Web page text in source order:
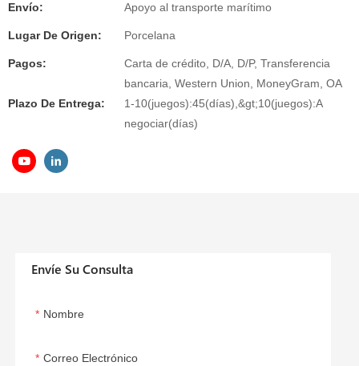
Envío: Apoyo al transporte marítimo
Lugar De Origen: Porcelana
Pagos:
Carta de crédito, D/A, D/P, Transferencia
bancaria, Western Union, MoneyGram, OA
Plazo De Entrega:
1-10(juegos):45(días),&gt;10(juegos):A
negociar(días)
Envíe Su Consulta
Nombre
Correo Electrónico